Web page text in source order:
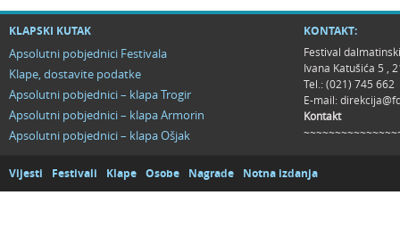
KLAPSKI KUTAK
Apsolutni pobjednici Festivala
Klape, dostavite podatke
Apsolutni pobjednici – klapa Trogir
Apsolutni pobjednici – klapa Armorin
Apsolutni pobjednici – klapa Ošjak
KONTAKT:
Festival
Ivana Katušića 5 ,
Tel.: (021) 745 662
E-mail:
Kontakt
Vijesti Festivali Klape Osobe Nagrade Notna izdanja